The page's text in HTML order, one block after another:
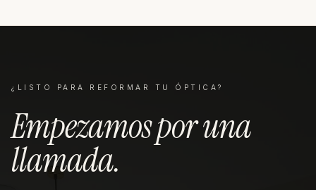
¿LISTO PARA REFORMAR TU ÓPTICA ?
Empezamos por una
llamada.